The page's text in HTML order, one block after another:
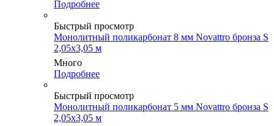
Подробнее
Быстрый просмотр
Монолитный поликарбонат 8 мм Novattro бронза S
2,05х3,05 м
Много
Подробнее
Быстрый просмотр
Монолитный поликарбонат 5 мм Novattro бронза S
2,05х3,05 м